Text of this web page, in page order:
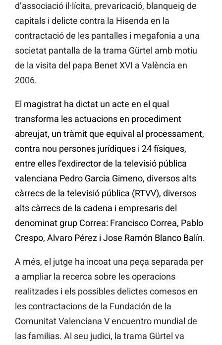
d’associació il·lícita, prevaricació, blanqueig de
capitals i delicte contra la Hisenda en la
contractació de les pantalles i megafonia a una
societat pantalla de la trama Gürtel amb motiu
de la visita del papa Benet XVI a València en
2006.
El magistrat ha dictat un acte en el qual
transforma les actuacions en procediment
abreujat, un tràmit que equival al processament,
contra nou persones jurídiques i 24 físiques,
entre elles l’exdirector de la televisió pública
valenciana Pedro Garcia Gimeno, diversos alts
càrrecs de la televisió pública (RTVV), diversos
alts càrrecs de la cadena i empresaris del
denominat grup Correa: Francisco Correa, Pablo
Crespo, Alvaro Pérez i Jose Ramón Blanco Balín.
A més, el jutge ha incoat una peça separada per
a ampliar la recerca sobre les operacions
realitzades i els possibles delictes comesos en
les contractacions de la Fundación de la
Comunitat Valenciana V encuentro mundial de
las familias. Al seu judici, la trama Gürtel va